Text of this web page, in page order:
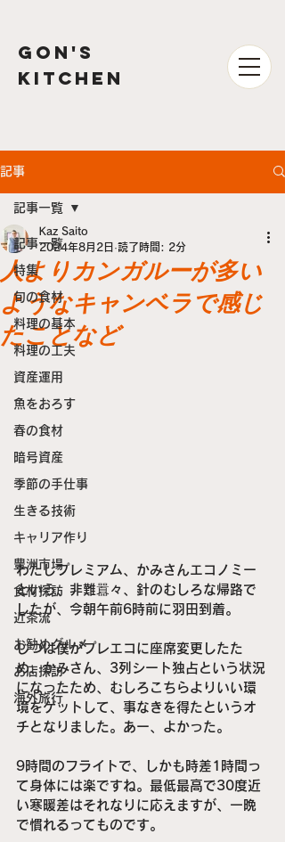
GON'S
kitchen
記事
記事一覧
特集
旬の食材
料理の基本
料理の工夫
資産運用
魚をおろす
春の食材
暗号資産
季節の手仕事
生きる技術
キャリア作り
豊洲市場
食材探訪
近茶流
お勧めグルメ
お店探訪
海外旅行
記事一覧
人よりカンガルーが多い
ようなキャンベラで感じ
たことなど
Kaz Saito
2024年8月2日 読了時間: 2分
わたしプレミアム、かみさんエコノミー
という、非難囂々、針のむしろな帰路で
したが、今朝午前6時前に羽田到着。
じつは僕がプレエコに座席変更したた
め、かみさん、3列シート独占という状況
になったため、むしろこちらよりいい環
境をゲットして、事なきを得たというオ
チとなりました。あー、よかった。
9時間のフライトで、しかも時差1時間っ
て身体には楽ですね。最低最高で30度近
い寒暖差はそれなりに応えますが、一晩
で慣れるってものです。